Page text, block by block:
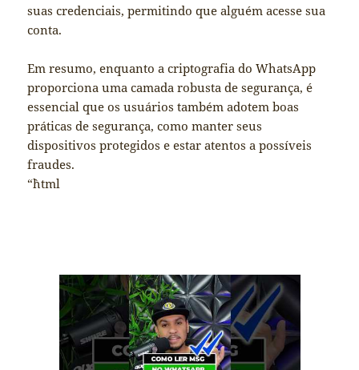
suas credenciais, permitindo que alguém acesse sua
conta.
Em resumo, enquanto a criptografia do WhatsApp
proporciona uma camada robusta de segurança, é
essencial que os usuários também adotem boas
práticas de segurança, como manter seus
dispositivos protegidos e estar atentos a possíveis
fraudes.
“`html